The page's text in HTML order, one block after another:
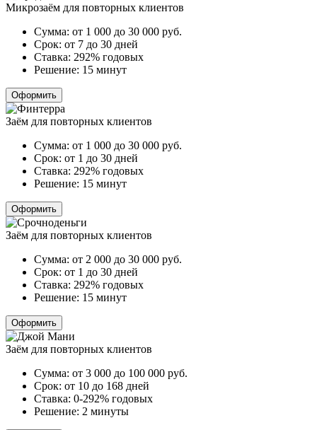
Микрозаём для повторных клиентов
Сумма: от 1 000 до 30 000 руб.
Срок: от 7 до 30 дней
Ставка: 292% годовых
Решение: 15 минут
Оформить
Заём для повторных клиентов
Сумма: от 1 000 до 30 000 руб.
Срок: от 1 до 30 дней
Ставка: 292% годовых
Решение: 15 минут
Оформить
Заём для повторных клиентов
Сумма: от 2 000 до 30 000 руб.
Срок: от 1 до 30 дней
Ставка: 292% годовых
Решение: 15 минут
Оформить
Заём для повторных клиентов
Сумма: от 3 000 до 100 000 руб.
Срок: от 10 до 168 дней
Ставка: 0-292% годовых
Решение: 2 минуты